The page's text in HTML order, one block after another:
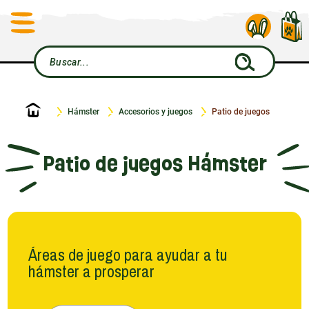
Inicio Hámster Accesorios y juegos Patio de juegos
Patio de juegos Hámster
Áreas de juego para ayudar a tu
hámster a prosperar